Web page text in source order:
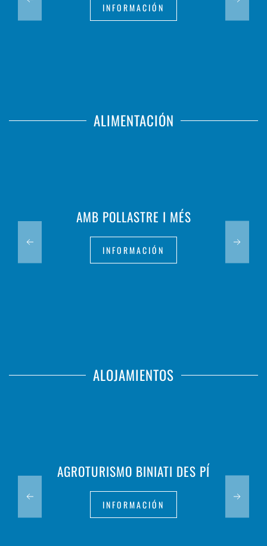
INFORMACIÓN
ALIMENTACIÓN
AMB POLLASTRE I MÉS
INFORMACIÓN
ALOJAMIENTOS
AGROTURISMO BINIATI DES PÍ
INFORMACIÓN